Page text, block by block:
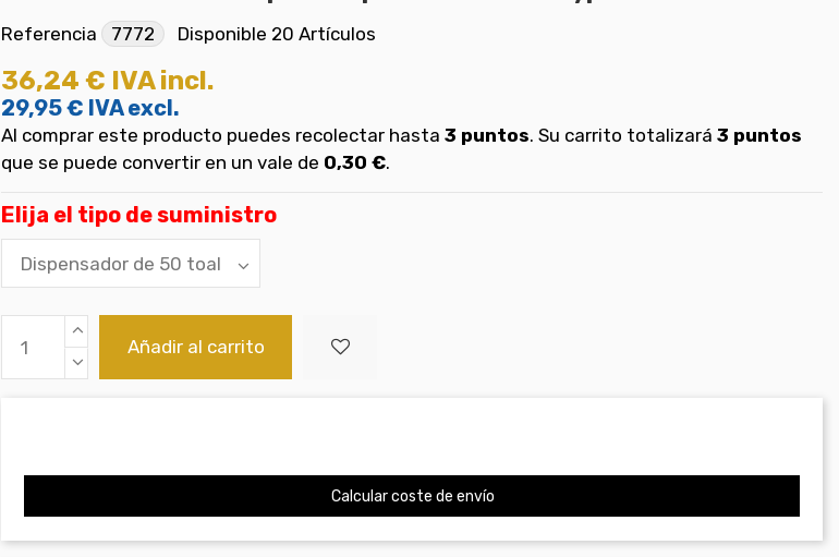
Referencia 7772 Disponible 20 Artículos
36,24 € IVA incl.
29,95 € IVA excl.
Al comprar este producto puedes recolectar hasta 3 puntos. Su carrito totalizará 3 puntos
que se puede convertir en un vale de 0,30 €.
Elija el tipo de suministro
Añadir al carrito
Calcular coste de envío